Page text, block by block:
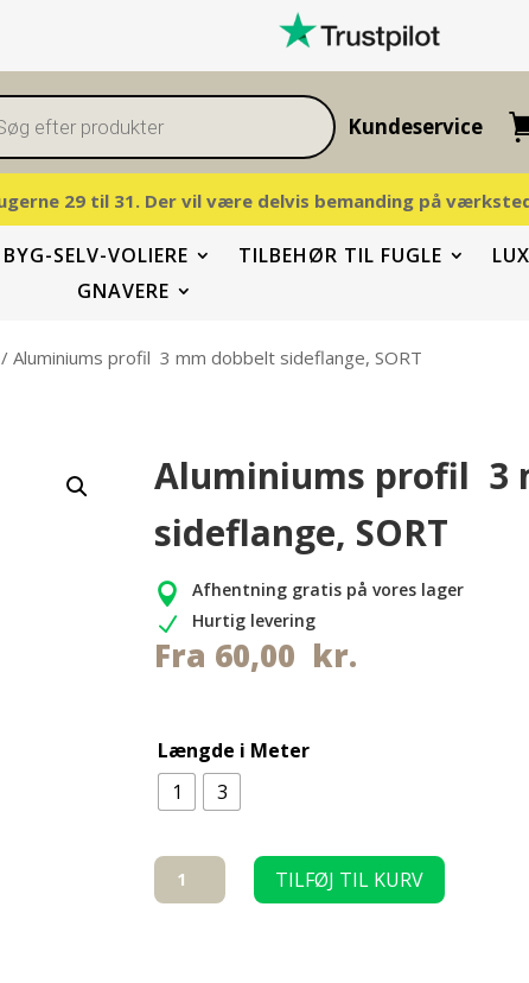
Kundeservice
29 til 31. Der vil være delvis bemanding på
BYG-SELV-VOLIERE TILBEHØR TIL FUGLE
GNAVERE
/ Aluminiums profil 3 mm dobbelt sideflange, SORT
Aluminiums profil 3
sideflange, SORT
 Afhentning gratis på vores lager
N Hurtig levering
Fra 60,00 kr.
Længde i Meter
1
3
Aluminiums
profil
TILFØJ TIL KURV